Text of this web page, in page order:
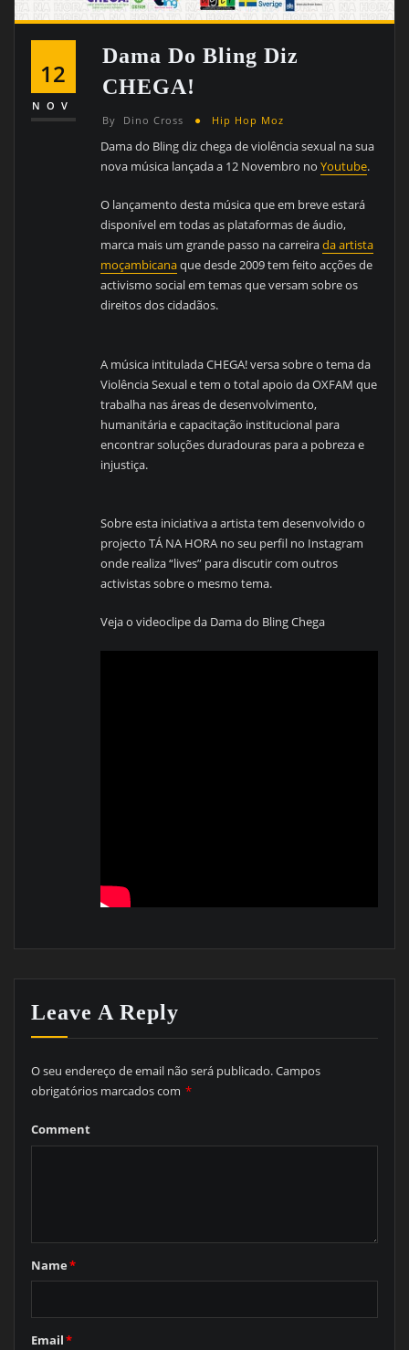
12
NOV
Dama Do Bling Diz
CHEGA!
By Dino Cross Hip Hop Moz
Dama do Bling diz chega de violência sexual na sua
nova música lançada a 12 Novembro noYoutube.
O lançamento desta música que em breve estará
disponível em todas as plataformas de áudio,
marca mais um grande passo na carreirada artista
moçambicanaque desde 2009 tem feito acções de
activismo social em temas que versam sobre os
direitos dos cidadãos.
A música intitulada CHEGA! versa sobre o tema da
Violência Sexual e tem o total apoio da OXFAM que
trabalha nas áreas de desenvolvimento,
humanitária e capacitação institucional para
encontrar soluções duradouras para a pobreza e
injustiça.
Sobre esta iniciativa a artista tem desenvolvido o
projecto TÁ NA HORA no seu perfil no Instagram
onde realiza “lives” para discutir com outros
activistas sobre o mesmo tema.
Veja o videoclipe da Dama do Bling Chega
Leave A Reply
O seu endereço de email não será publicado.Campos
obrigatórios marcados com *
Comment
Name*
Email*